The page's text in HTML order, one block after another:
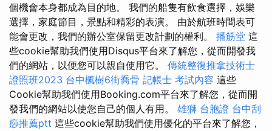
個機會本身都成為目的地。 我們的船隻有飲食選擇，娛樂
選擇，家庭節目，景點和精彩的表演。 由於航班時間表可
能會更改，我們的辦公室保留更改計劃的權利。 播筋堂 這
些cookie幫助我們使用Disqus平台來了解您，從而開發我
們的網站，以便您可以親自使用它。 傳統整復推拿技術士
證照班2023 台中楓樹6街喬骨 記帳士 考試內容 這些
Cookie幫助我們使用Booking.com平台來了解您，從而開
發我們的網站以使您自己的個人有用。 雄獅 台胞證 台中刮
痧推薦ptt 這些cookie幫助我們使用優化的平台來了解您，